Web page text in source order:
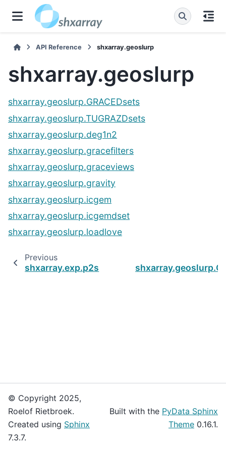
API Reference shxarray.geoslurp
shxarray.geoslurp
shxarray.geoslurp.GRACEDsets
shxarray.geoslurp.TUGRAZDsets
shxarray.geoslurp.deg1n2
shxarray.geoslurp.gracefilters
shxarray.geoslurp.graceviews
shxarray.geoslurp.gravity
shxarray.geoslurp.icgem
shxarray.geoslurp.icgemdset
shxarray.geoslurp.loadlove
Previous
shxarray.exp.p2s
© Copyright 2025,
Roelof Rietbroek.
Created using Sphinx
7.3.7.
Built with the PyData Sphinx
Theme 0.16.1.